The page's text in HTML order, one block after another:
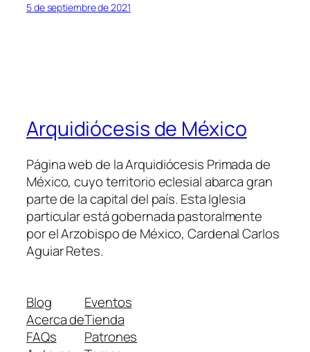
5 de septiembre de 2021
Arquidiócesis de México
Página web de la Arquidiócesis Primada de
México, cuyo territorio eclesial abarca gran
parte de la capital del país. Esta Iglesia
particular está gobernada pastoralmente
por el Arzobispo de México, Cardenal Carlos
Aguiar Retes.
Blog
Acerca de
FAQs
Eventos
Tienda
Patrones